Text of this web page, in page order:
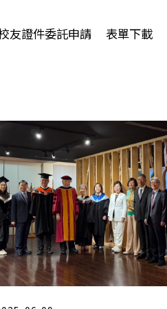
友證件委託申請 表單下載